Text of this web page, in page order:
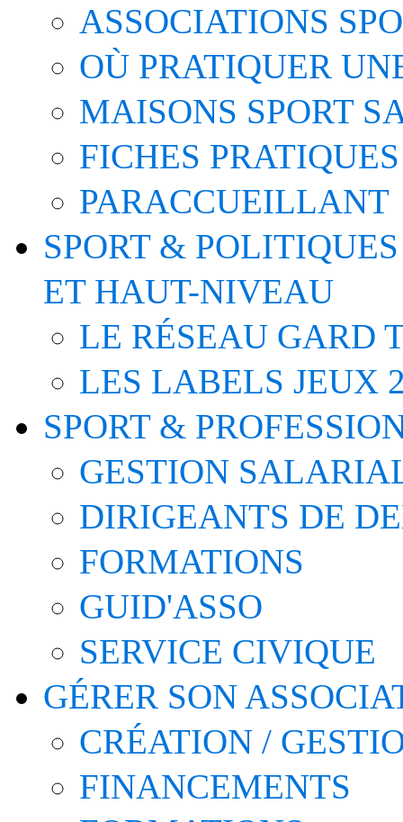
ASSOCIATIONS
OÙ PRATIQUER
MAISONS SPORT
FICHES PRATIQUES
PARACCUEILLANT
SPORT &
ET HAUT-NIVEAU
LE RÉSEAU GARD
LES LABELS JEUX
SPORT &
GESTION
DIRIGEANTS DE
FORMATIONS
GUID'ASSO
SERVICE CIVIQUE
GÉRER SON
CRÉATION /
FINANCEMENTS